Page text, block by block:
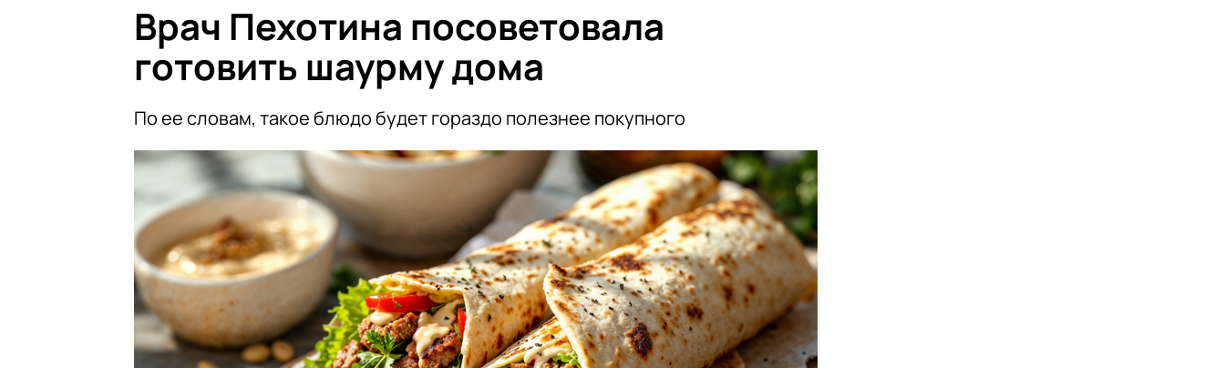
Врач Пехотина посоветовала
готовить шаурму дома
По ее словам, такое блюдо будет гораздо полезнее покупного